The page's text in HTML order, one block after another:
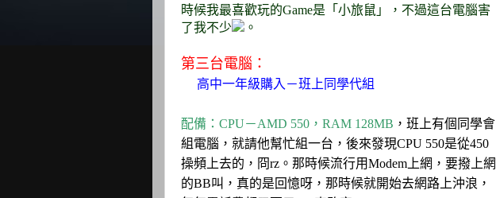
時候我最喜歡玩的Game是「小旅鼠」，不過這台電腦害
了我不少
。
第三台電腦：
高中一年級購入－班上同學代組
配備：CPU－AMD 550，RAM 128MB ，班上有個同學會
組電腦，就請他幫忙組一台，後來發現CPU 550是從450
操頻上去的，冏rz。那時候流行用Modem上網，要撥上網
的BB叫，真的是回憶呀，那時候就開始去網路上沖浪，